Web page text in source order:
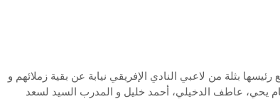
بثلة من لاعبي النادي الإفريقي نيابة عن بقية زملائهم و
يحي، عاطف الدخيلي، أحمد خليل و المدرب السيد لسعد